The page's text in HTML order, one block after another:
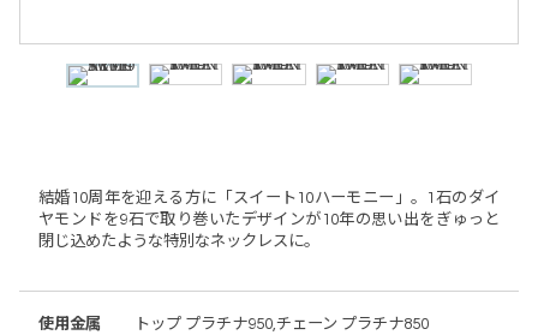
結婚10周年を迎える方に「スイート10ハーモニー」。1石のダイ
ヤモンドを9石で取り巻いたデザインが10年の思い出をぎゅっと
閉じ込めたような特別なネックレスに。
使用金属
トップ プラチナ950,チェーン プラチナ850